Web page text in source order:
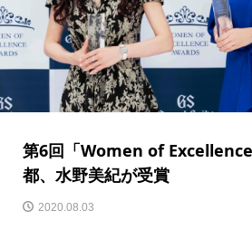
第6回「Women of
都、水野美紀が受賞
2020.08.03